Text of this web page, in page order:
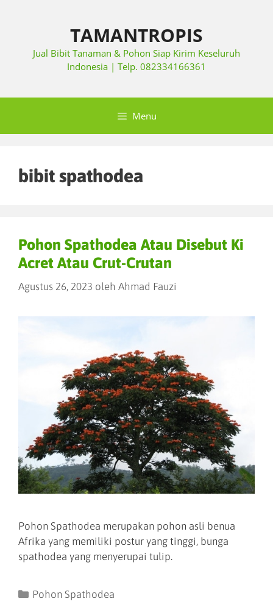
TAMANTROPIS
Jual Bibit Tanaman & Pohon Siap Kirim Keseluruh
Indonesia | Telp. 082334166361
Menu
bibit spathodea
Pohon Spathodea Atau Disebut Ki
Acret Atau Crut-Crutan
Agustus 26, 2023 oleh Ahmad Fauzi
Pohon Spathodea merupakan pohon asli benua
Afrika yang memiliki postur yang tinggi, bunga
spathodea yang menyerupai tulip.
Pohon Spathodea